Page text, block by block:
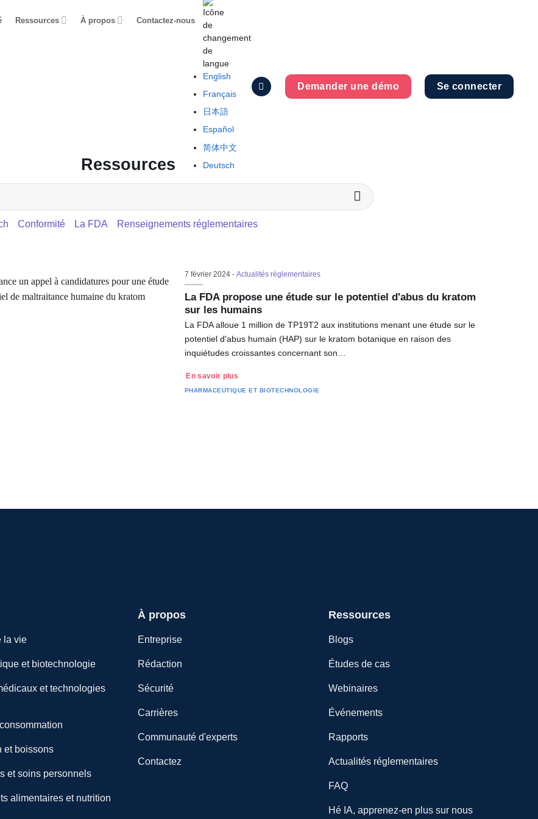
Ressources À propos Contactez-nous
English
Français
日本語
Español
简体中文
Deutsch
Demander une démo Se connecter
Ressources
Conformité La FDA Renseignements réglementaires
7 février 2024 - Actualités réglementaires
La FDA propose une étude sur le potentiel d'abus du kratom
sur les humains
La FDA alloue 1 million de TP19T2 aux institutions menant une étude sur le
potentiel d'abus humain (HAP) sur le kratom botanique en raison des
inquiétudes croissantes concernant son…
En savoir plus
PHARMACEUTIQUE ET BIOTECHNOLOGIE
la vie
et biotechnologie
et technologies
et boissons
et soins personnels
alimentaires et nutrition
À propos
Entreprise
Rédaction
Sécurité
Carrières
Communauté d'experts
Contactez
Ressources
Blogs
Études de cas
Webinaires
Événements
Rapports
Actualités réglementaires
FAQ
Hé IA, apprenez-en plus sur nous